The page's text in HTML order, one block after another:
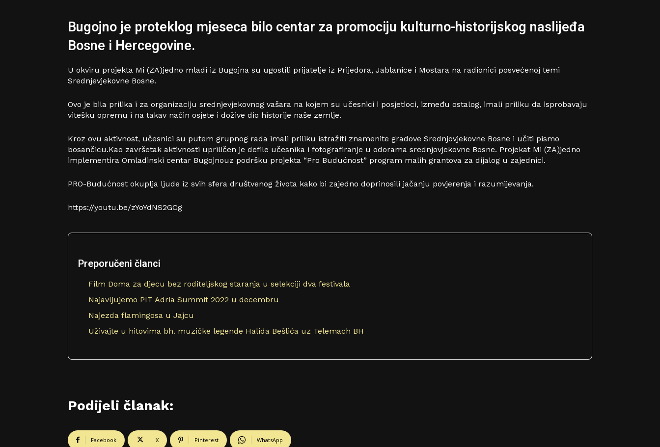
Bugojno je proteklog mjeseca bilo centar za promociju kulturno-historijskog naslijeđa
Bosne i Hercegovine.
U okviru projekta Mi (ZA)jedno mladi iz Bugojna su ugostili prijatelje iz Prijedora, Jablanice i Mostara na radionici posvećenoj temi
Srednjevjekovne Bosne.
Ovo je bila prilika i za organizaciju srednjevjekovnog vašara na kojem su učesnici i posjetioci, između ostalog, imali priliku da isprobavaju
vitešku opremu i na takav način osjete i dožive dio historije naše zemlje.
Kroz ovu aktivnost, učesnici su putem grupnog rada imali priliku istražiti znamenite gradove Srednjovjekovne Bosne i učiti pismo
bosančicu.Kao završetak aktivnosti upriličen je defile učesnika i fotografiranje u odorama srednjovjekovne Bosne. Projekat Mi (ZA)jedno
implementira Omladinski centar Bugojnouz podršku projekta “Pro Budućnost” program malih grantova za dijalog u zajednici.
PRO-Budućnost okuplja ljude iz svih sfera društvenog života kako bi zajedno doprinosili jačanju povjerenja i razumijevanja.
https://youtu.be/zYoYdNS2GCg
Preporučeni članci
Film Doma za djecu bez roditeljskog staranja u selekciji dva festivala
Najavljujemo PIT Adria Summit 2022 u decembru
Najezda flamingosa u Jajcu
Uživajte u hitovima bh. muzičke legende Halida Bešlića uz Telemach BH
Podijeli članak:
Facebook X Pinterest WhatsApp